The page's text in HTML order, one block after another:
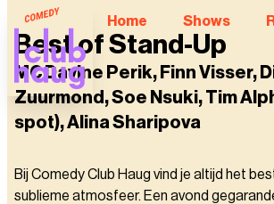
Home Shows
Best of Stand-Up
MC Davine Perik, Finn Visser,
Zuurmond, Soe Nsuki, Tim
spot), Alina Sharipova
Bij Comedy Club Haug vind je altijd het
sublieme atmosfeer. Een avond